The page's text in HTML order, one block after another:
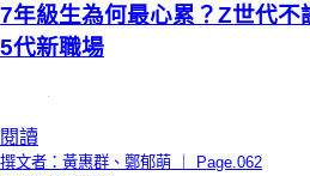
7年級生為何最心累？Z世代不
5代新職場
閱讀
撰文者：黃惠群、鄭郁萌 ｜ Page.062